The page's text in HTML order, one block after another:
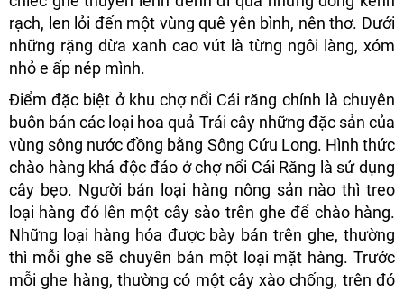
rạch, len lỏi đến một vùng quê yên bình, nên thơ. Dưới
những rặng dừa xanh cao vút là từng ngôi làng, xóm
nhỏ e ấp nép mình.
Điểm đặc biệt ở khu chợ nổi Cái răng chính là chuyên
buôn bán các loại hoa quả Trái cây những đặc sản của
vùng sông nước đồng bằng Sông Cứu Long. Hình thức
chào hàng khá độc đáo ở chợ nổi Cái Răng là sử dụng
cây bẹo. Người bán loại hàng nông sản nào thì treo
loại hàng đó lên một cây sào trên ghe để chào hàng.
Những loại hàng hóa được bày bán trên ghe, thường
thì mỗi ghe sẽ chuyên bán một loại mặt hàng. Trước
mỗi ghe hàng, thường có một cây xào chống, trên đó